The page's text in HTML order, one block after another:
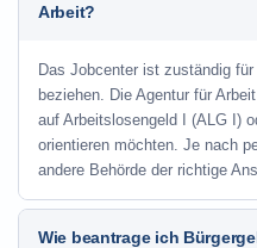
Arbeit?
Das Jobcenter ist zuständig
beziehen. Die Agentur für
auf Arbeitslosengeld I (ALG I)
orientieren möchten. Je nach
andere Behörde der richtige
Wie beantrage ich